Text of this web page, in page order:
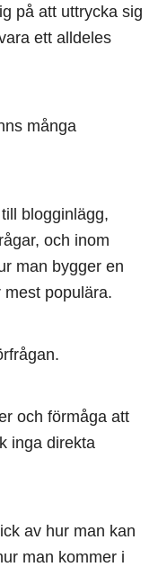
på att uttrycka sig
ett alldeles
många
blogginlägg,
och inom
man bygger en
populära.
och förmåga att
inga direkta
av hur man kan
man kommer i